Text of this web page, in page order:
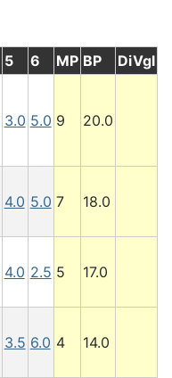
5 6 MP BP DiVgl
3.0 5.0 9 20.0
4.0 5.0 7 18.0
4.0 2.5 5 17.0
3.5 6.0 4 14.0